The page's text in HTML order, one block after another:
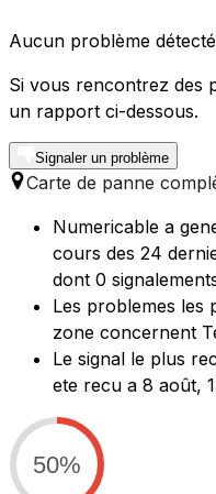
Aucun problème détecté
Si vous rencontrez des
un rapport ci-dessous.
Signaler un problème
Carte de panne
Numericable a
cours des 24
dont 0
Les problemes les
zone concernent
Le signal le plus
ete recu a 8 août,
50%